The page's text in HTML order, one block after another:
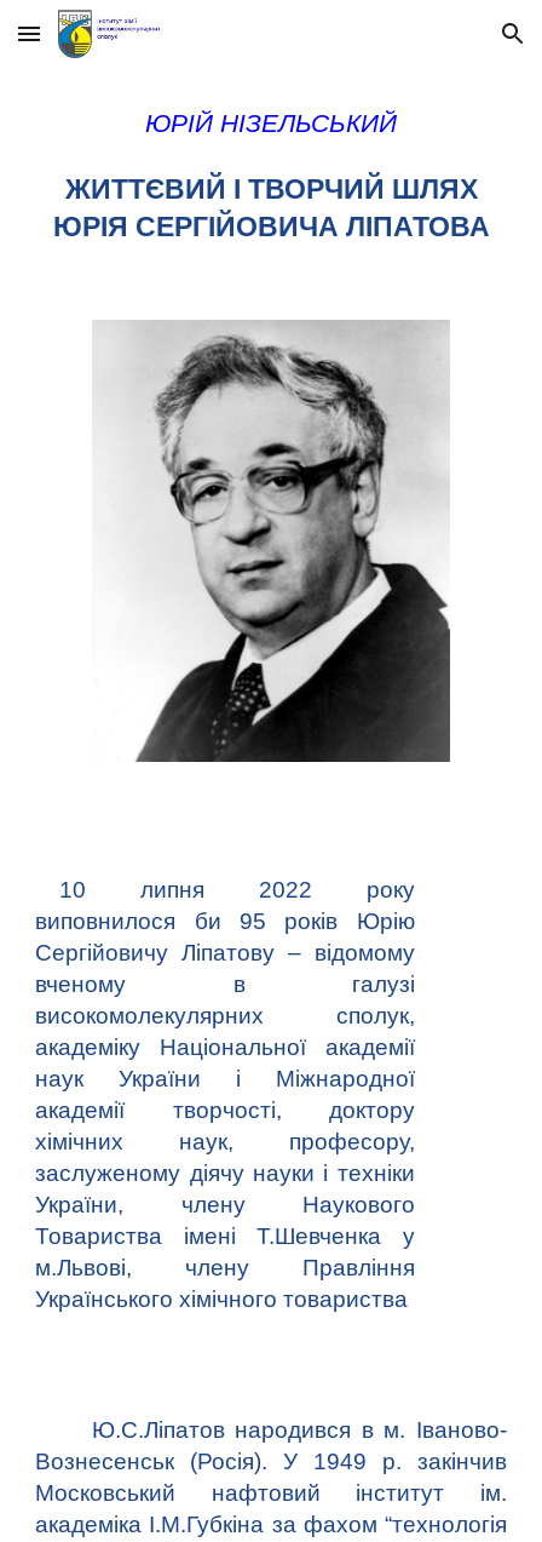
Skip to main content Skip to navigation
ЮРІЙ НІЗЕЛЬСЬКИЙ
ЖИТТЄВИЙ І ТВОРЧИЙ ШЛЯХ
ЮРІЯ СЕРГІЙОВИЧА ЛІПАТОВА
10 липня 2022 року
виповнилося би 95 років Юрію
Сергійовичу Ліпатову – відомому
вченому в галузі
високомолекулярних сполук,
академіку Національної академії
наук України і Міжнародної
академії творчості, доктору
хімічних наук, професору,
заслуженому діячу науки і техніки
України, члену Наукового
Товариства імені Т.Шевченка у
м.Львові, члену Правління
Українського хімічного товариства
Ю.С.Ліпатов народився в м. Іваново-
Вознесенськ (Росія). У 1949 р. закінчив
Московський нафтовий інститут ім.
академіка І.М.Губкіна за фахом “технологія